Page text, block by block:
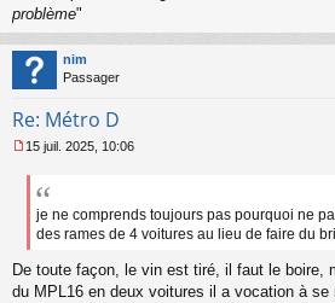
problème"
nim
Passager
Re: Métro D
e
g
e
n
15 juil. 2025, 10:06
je ne comprends toujours pas pourquoi ne
des rames de 4 voitures au lieu de faire du
De toute façon, le vin est tiré, il faut le boire,
du MPL16 en deux voitures il a vocation à